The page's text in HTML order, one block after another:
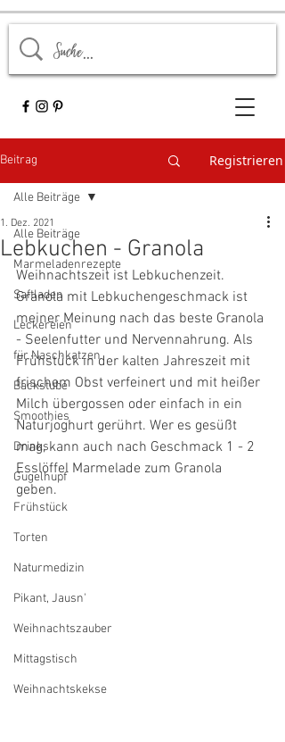
Beitrag Registrieren
Alle Beiträge
Marmeladenrezepte
Saftladen
Leckereien
für Naschkatzen
Backstube
Smoothies
Drinks
Gugelhupf
Frühstück
Torten
Naturmedizin
Pikant, Jausn'
Weihnachtszauber
Mittagstisch
Weihnachtskekse
Alle Beiträge
Lebkuchen - Granola
1. Dez. 2021
Weihnachtszeit ist Lebkuchenzeit.
Granola mit Lebkuchengeschmack ist
meiner Meinung nach das beste Granola
- Seelenfutter und Nervennahrung. Als
Frühstück in der kalten Jahreszeit mit
frischem Obst verfeinert und mit heißer
Milch übergossen oder einfach in ein
Naturjoghurt gerührt. Wer es gesüßt
mag, kann auch nach Geschmack 1 - 2
Esslöffel Marmelade zum Granola
geben.